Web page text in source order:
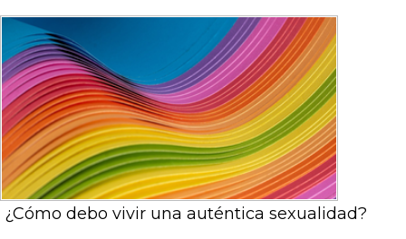
¿Cómo debo vivir una auténtica sexualidad?